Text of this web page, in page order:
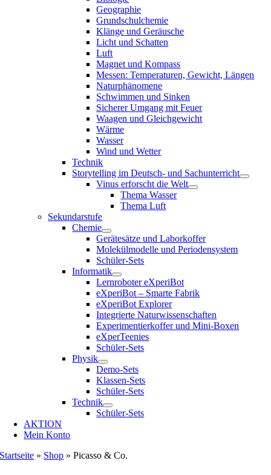
Geographie
Grundschulchemie
Klänge und Geräusche
Licht und Schatten
Luft
Magnet und Kompass
Messen: Temperaturen, Gewicht, Längen
Naturphänomene
Schwimmen und Sinken
Sicherer Umgang mit Feuer
Waagen und Gleichgewicht
Wärme
Wasser
Wind und Wetter
Technik
Storytelling im Deutsch- und Sachunterricht
Vinus erforscht die Welt
Thema Wasser
Thema Luft
Sekundarstufe
Chemie
Gerätesätze und Laborkoffer
Molekülmodelle und Periodensystem
Schüler-Sets
Informatik
Lernroboter eXperiBot
eXperiBot – Smarte Fabrik
eXperiBot Explorer
Integrierte Naturwissenschaften
Experimentierkoffer und Mini-Boxen
eXperTeenies
Schüler-Sets
Physik
Demo-Sets
Klassen-Sets
Schüler-Sets
Technik
Schüler-Sets
AKTION
Mein Konto
Startseite » Shop »Picasso & Co.